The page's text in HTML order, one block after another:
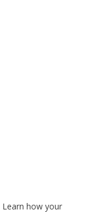
Learn how your